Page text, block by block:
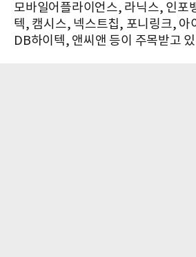
모바일어플라이언스, 라닉스, 인포
텍, 캠시스, 넥스트칩, 포니링크, 아
DB하이텍, 앤씨앤 등이 주목받고